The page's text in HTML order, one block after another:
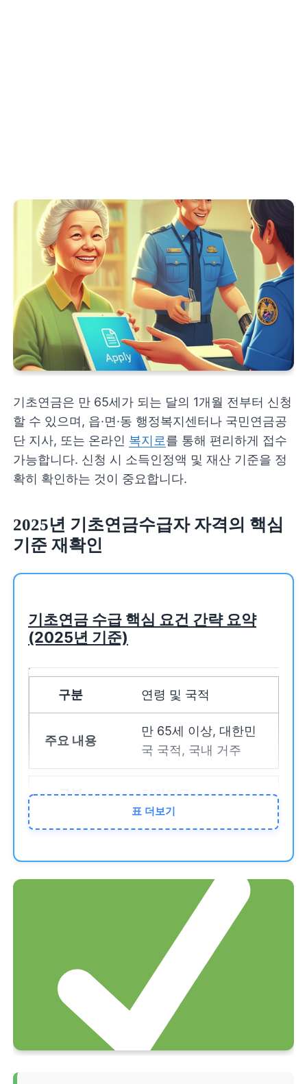
기초연금은 만 65세가 되는 달의 1개월 전부터 신청
할 수 있으며, 읍·면·동 행정복지센터나 국민연금공
단 지사, 또는 온라인 복지로를 통해 편리하게 접수
가능합니다. 신청 시 소득인정액 및 재산 기준을 정
확히 확인하는 것이 중요합니다.
2025년 기초연금수급자 자격의 핵심
기준 재확인
기초연금 수급 핵심 요건 간략 요약
(2025년 기준)
연령 및 국적
만 65세 이상, 대한민
국 국적, 국내 거주
직역연금
직역연금 수급자 및 배
소득 기준
소득인정액이 선정기
준액 (하위 70%) 이하
표 더보기